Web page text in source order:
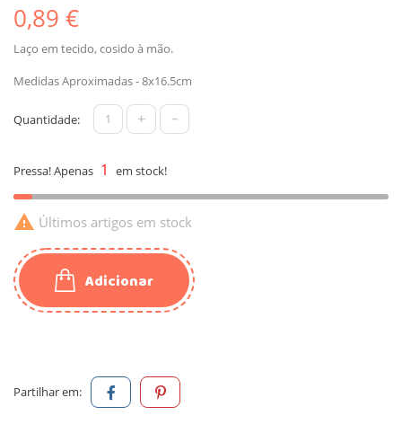
0,89 €
Laço em tecido, cosido à mão.
Medidas Aproximadas - 8x16.5cm
Quantidade: + -
Pressa! Apenas 1 em stock!
 Últimos artigos em stock
Adicionar
Partilhar em: